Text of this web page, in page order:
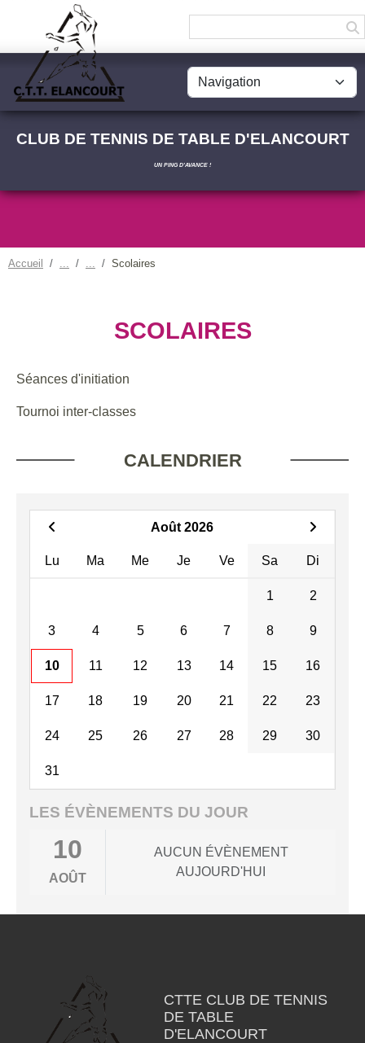
CLUB DE TENNIS DE TABLE D'ELANCOURT
UN PING D'AVANCE !
Accueil Scolaires
SCOLAIRES
Séances d'initiation
Tournoi inter-classes
CALENDRIER
Août 2026
Lu Ma Me Je Ve Sa Di
1 2
3 4 5 6 7 8 9
10 11 12 13 14 15 16
17 18 19 20 21 22 23
24 25 26 27 28 29 30
31
LES ÉVÈNEMENTS DU JOUR
10
AOÛT
AUCUN ÉVÈNEMENT
AUJOURD'HUI
CTTE CLUB DE TENNIS
DE TABLE
D'ELANCOURT
Panneau de gestion des cookies